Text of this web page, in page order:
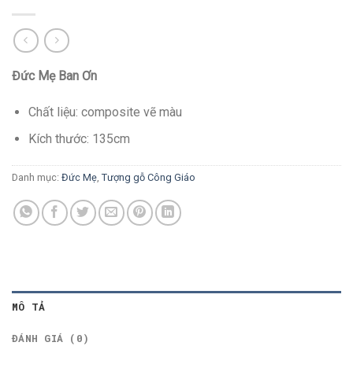
Đức Mẹ Ban Ơn
Chất liệu: composite vẽ màu
Kích thước: 135cm
Danh mục: Đức Mẹ, Tượng gỗ Công Giáo
MÔ TẢ
ĐÁNH GIÁ (0)